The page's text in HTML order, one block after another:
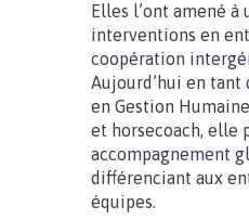
Elles l’ont amené
interventions en
coopération
Aujourd’hui en tant
en Gestion
et horsecoach, elle
accompagnement
différenciant aux
équipes.